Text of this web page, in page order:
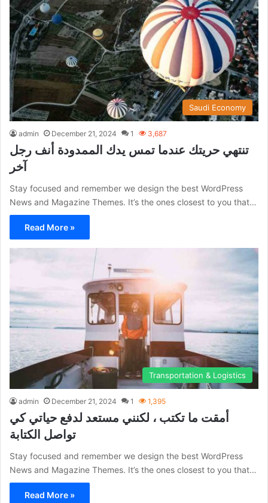
Saudi Economy
admin December 21, 2024 1 3,687
تنتهي حريتك عندما تمس يدك الممدودة أنف رجل
آخر
Stay focused and remember we design the best WordPress
News and Magazine Themes. It’s the ones closest to you that…
Read More »
Transportation & Logistics
admin December 21, 2024 1 1,395
أمقت ما تكتب ، لكنني مستعد لدفع حياتي كي
تواصل الكتابة
Stay focused and remember we design the best WordPress
News and Magazine Themes. It’s the ones closest to you that…
Read More »